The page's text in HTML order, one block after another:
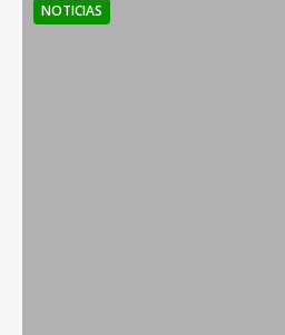
NOTICIAS